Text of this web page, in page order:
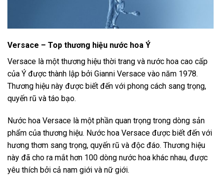
Versace – Top thương hiệu nước hoa Ý
Versace là một thương hiệu thời trang và nước hoa cao cấp
của Ý được thành lập bởi Gianni Versace vào năm 1978.
Thương hiệu này được biết đến với phong cách sang trọng,
quyến rũ và táo bạo.
Nước hoa Versace là một phần quan trọng trong dòng sản
phẩm của thương hiệu. Nước hoa Versace được biết đến với
hương thơm sang trọng, quyến rũ và độc đáo. Thương hiệu
này đã cho ra mắt hơn 100 dòng nước hoa khác nhau, được
yêu thích bởi cả nam giới và nữ giới.